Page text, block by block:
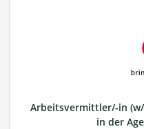
Arbeitsvermittler/-in
in der